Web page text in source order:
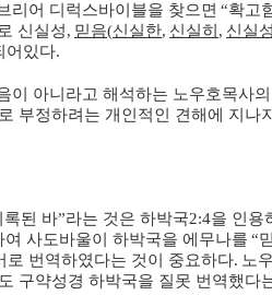
리어 디럭스바이블을 찾으면 “확고
신실성, 믿음(신실한, 신실히 , 신실
어있다.
이 아니라고 해석하는 노우호목사
부정하려는 개인적인 견해에 지나
록된 바”라는 것은 하박국2:4을 인용
여 사도바울이 하박국을 에무나를 “
로 번역하였다는 것이 중요하다. 노
구약성경 하박국을 질못 번역했다